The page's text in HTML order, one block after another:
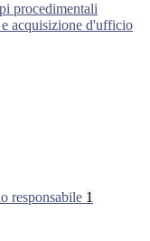
procedimentali
acquisizione d'ufficio
responsabile 1